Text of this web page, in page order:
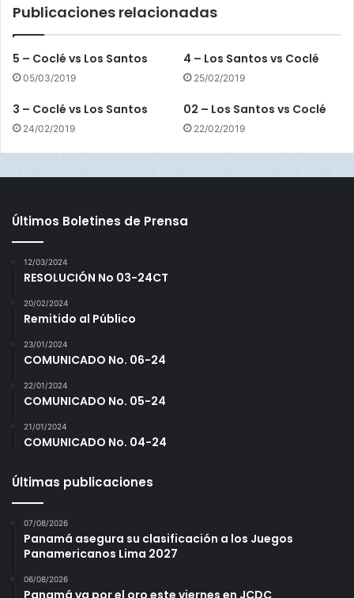
n
e
n
o
n
d
8
Publicaciones relacionadas
5 – Coclé vs Los Santos
05/03/2019
4 – Los Santos vs Coclé
25/02/2019
3 – Coclé vs Los Santos
24/02/2019
02 – Los Santos vs Coclé
22/02/2019
Últimos Boletines de Prensa
12/03/2024
RESOLUCIÓN No 03-24CT
20/02/2024
Remitido al Público
23/01/2024
COMUNICADO No. 06-24
22/01/2024
COMUNICADO No. 05-24
21/01/2024
COMUNICADO No. 04-24
Últimas publicaciones
07/08/2026
Panamá asegura su clasificación a los Juegos
Panamericanos Lima 2027
06/08/2026
Panamá va por el oro este viernes en JCDC